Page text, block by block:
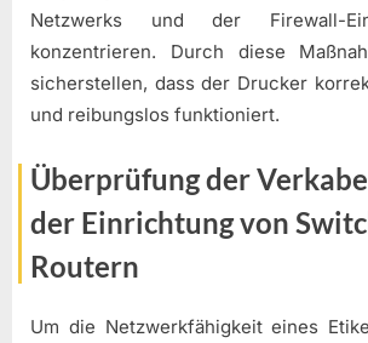
Netzwerks und der Firewall-
konzentrieren. Durch diese
sicherstellen, dass der Drucker
und reibungslos funktioniert.
Überprüfung der
der Einrichtung von
Routern
Um die Netzwerkfähigkeit eines